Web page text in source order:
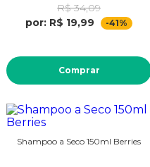
R$ 34,09
por: R$ 19,99
-41%
Comprar
Shampoo a Seco 150ml Berries